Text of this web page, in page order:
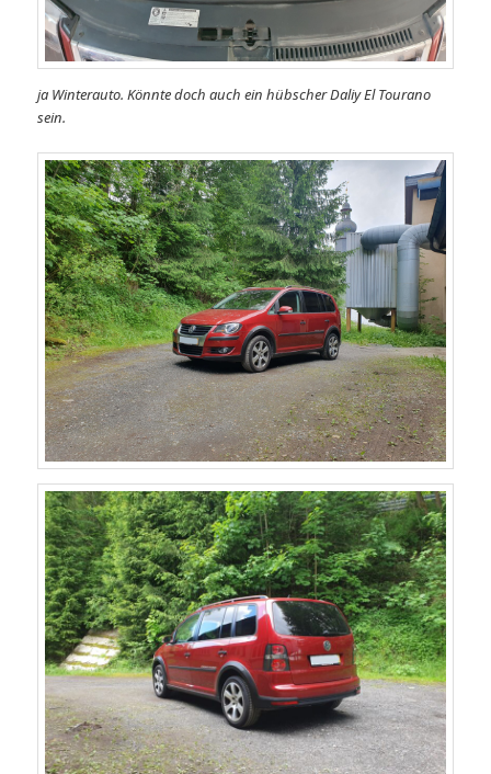
ja Winterauto. Könnte doch auch ein hübscher Daliy El Tourano
sein.